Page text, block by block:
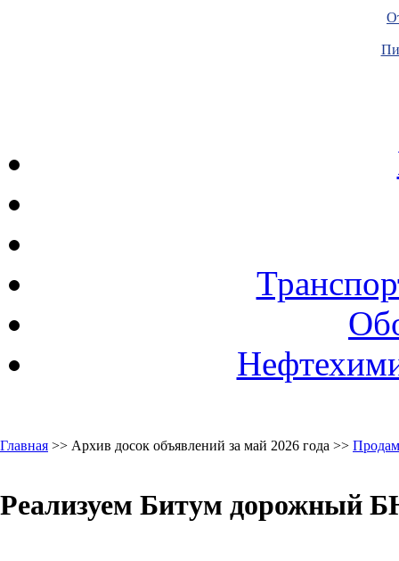
Главная >> Архив досок объявлений за май 2026 года >>
Реализуем Битум дорожный